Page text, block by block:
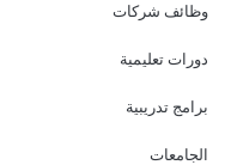
وظائف شركات
دورات تعليمية
برامج تدريبية
الجامعات